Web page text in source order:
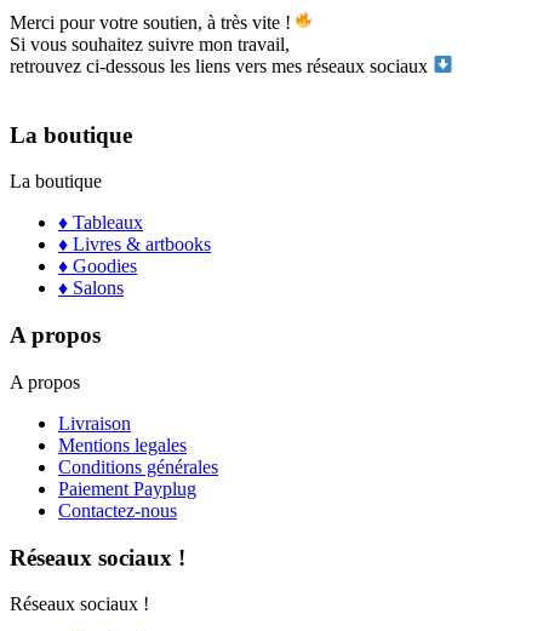
Merci pour votre soutien, à très vite !
Si vous souhaitez suivre mon travail,
retrouvez ci-dessous les liens vers mes réseaux sociaux
La boutique
La boutique
♦ Tableaux
♦ Livres & artbooks
♦ Goodies
♦ Salons
A propos
A propos
Livraison
Mentions legales
Conditions générales
Paiement Payplug
Contactez-nous
Réseaux sociaux !
Réseaux sociaux !